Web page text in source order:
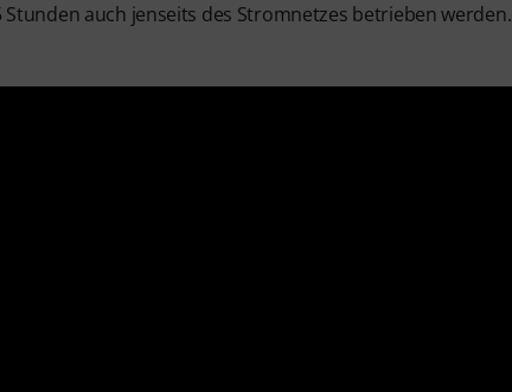
auch jenseits des Stromnetzes betrieben werden.